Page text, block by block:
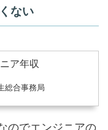
ない
総合事務局
のでエンジニアの